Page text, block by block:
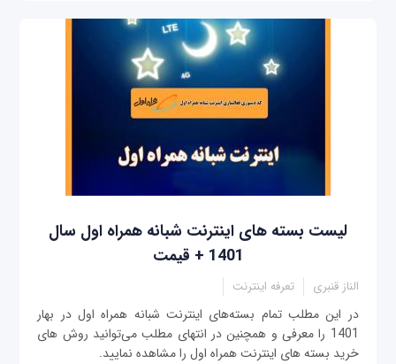
لیست بسته‌ های اینترنت شبانه همراه اول سال
1401 + قیمت
الناز قنبری تعرفه اینترنت
در این مطلب تمام بسته‌های اینترنت شبانه همراه اول در بهار
1401 را معرفی و همچنین در انتهای مطلب می‌توانید روش های
خرید بسته های اینترنت همراه اول را مشاهده نمایید.